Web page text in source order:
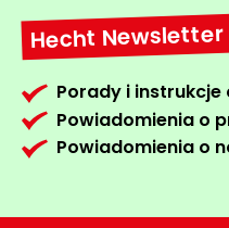
Hecht Newsletter
Porady i
Powiadomienia o
Powiadomienia o